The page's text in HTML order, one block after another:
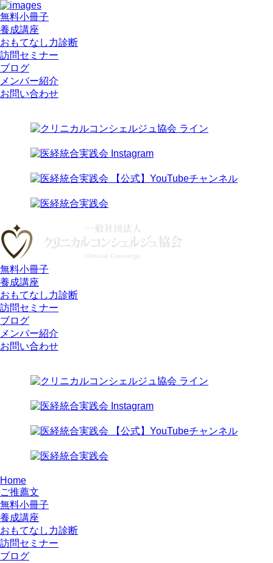
無料小冊子
養成講座
おもてなし力診断
訪問セミナー
ブログ
メンバー紹介
お問い合わせ
無料小冊子
養成講座
おもてなし力診断
訪問セミナー
ブログ
メンバー紹介
お問い合わせ
Home
ご推薦文
無料小冊子
養成講座
おもてなし力診断
訪問セミナー
ブログ